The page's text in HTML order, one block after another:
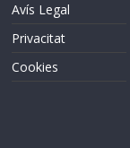
Avís Legal
Privacitat
Cookies